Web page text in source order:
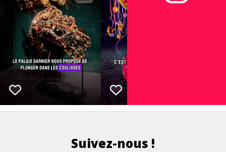
Suivez-nous !